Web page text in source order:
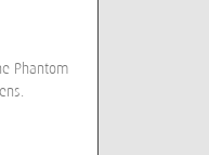
Phantom